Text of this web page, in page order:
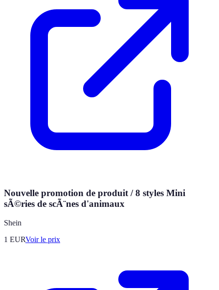
Nouvelle promotion de produit / 8 styles Mini
sÃ©ries de scÃ¨nes d'animaux
Shein
1 EURVoir le prix